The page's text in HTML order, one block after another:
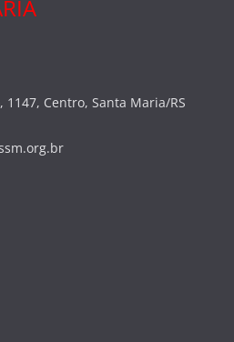
1147, Centro, Santa Maria/RS